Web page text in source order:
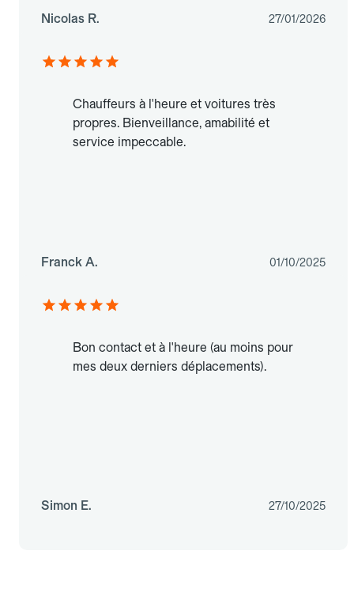
Nicolas R. 27/01/2026
Chauffeurs à l'heure et voitures très
propres. Bienveillance, amabilité et
service impeccable.
Franck A. 01/10/2025
Bon contact et à l'heure (au moins pour
mes deux derniers déplacements).
Simon E. 27/10/2025